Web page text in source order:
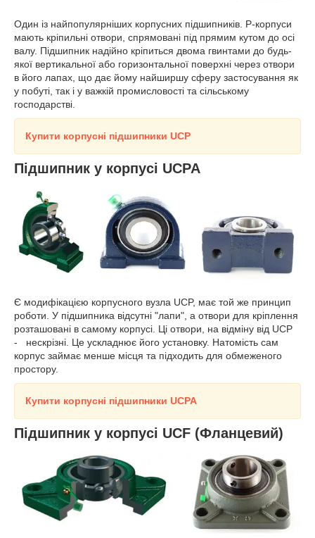
Один із найпопулярніших корпусних підшипників. P-корпуси
мають кріпильні отвори, спрямовані під прямим кутом до осі
валу. Підшипник надійно кріпиться двома гвинтами до будь-
якої вертикальної або горизонтальної поверхні через отвори
в його лапах, що дає йому найширшу сферу застосування як
у побуті, так і у важкій промисловості та сільському
господарстві.
Купити корпусні підшипники UCP
Підшипник у корпусі UCPA
Є модифікацією корпусного вузла UCP, має той же принцип
роботи. У підшипника відсутні "лапи", а отвори для кріплення
розташовані в самому корпусі. Ці отвори, на відміну від UCP
- нескрізні. Це ускладнює його установку. Натомість сам
корпус займає менше місця та підходить для обмеженого
простору.
Купити корпусні підшипники UCPA
Підшипник у корпусі UCF (Фланцевий)